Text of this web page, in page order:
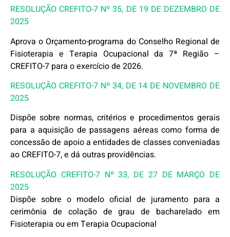
RESOLUÇÃO CREFITO-7 Nº 35, DE 19 DE DEZEMBRO DE
2025
Aprova o Orçamento-programa do Conselho Regional de
Fisioterapia e Terapia Ocupacional da 7ª Região –
CREFITO-7 para o exercício de 2026.
RESOLUÇÃO CREFITO-7 Nº 34, DE 14 DE NOVEMBRO DE
2025
Dispõe sobre normas, critérios e procedimentos gerais
para a aquisição de passagens aéreas como forma de
concessão de apoio a entidades de classes conveniadas
ao CREFITO-7, e dá outras providências.
RESOLUÇÃO CREFITO-7 Nº 33, DE 27 DE MARÇO DE
2025
Dispõe sobre o modelo oficial de juramento para a
cerimônia de colação de grau de bacharelado em
Fisioterapia ou em Terapia Ocupacional